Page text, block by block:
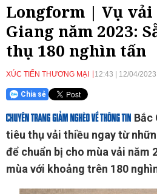
Longform | Vụ vải
Giang năm 2023:
thụ 180 nghìn tấn
XÚC TIẾN THƯƠNG MẠI 12:43 12/04/2023
Chia sẻ
Bắc
tiêu thụ vải thiều ngay từ
để chuẩn bị cho mùa vải năm
mùa với khoảng trên 180